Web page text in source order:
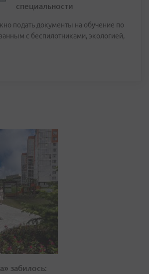
специальности
подать документы на обучение по
с беспилотниками, экологией,
забилось: